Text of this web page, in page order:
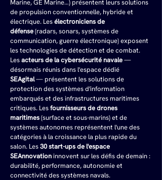
Marine, GE Marine…) présentent leurs solutions
de propulsion conventionnelle, hybride et
électrique. Les électroniciens de
défense (radars, sonars, systèmes de
communication, guerre électronique) exposent
les technologies de détection et de combat.
Les acteurs de la cybersécurité navale —
désormais réunis dans l'espace dédié
SEAgital — présentent les solutions de
protection des systèmes d'information
embarqués et des infrastructures maritimes
critiques. Les fournisseurs de drones
maritimes (surface et sous-marins) et de
systèmes autonomes représentent l'une des
catégories à la croissance la plus rapide du
salon. Les 30 start-ups de l'espace
SEAnnovation innovent sur les défis de demain :
durabilité, performance, autonomie et
connectivité des systèmes navals.